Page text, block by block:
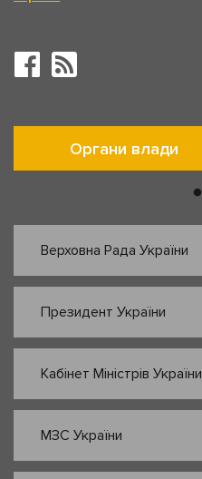
Органи влади
Верховна Рада України
Президент України
Кабінет Міністрів України
МЗС України